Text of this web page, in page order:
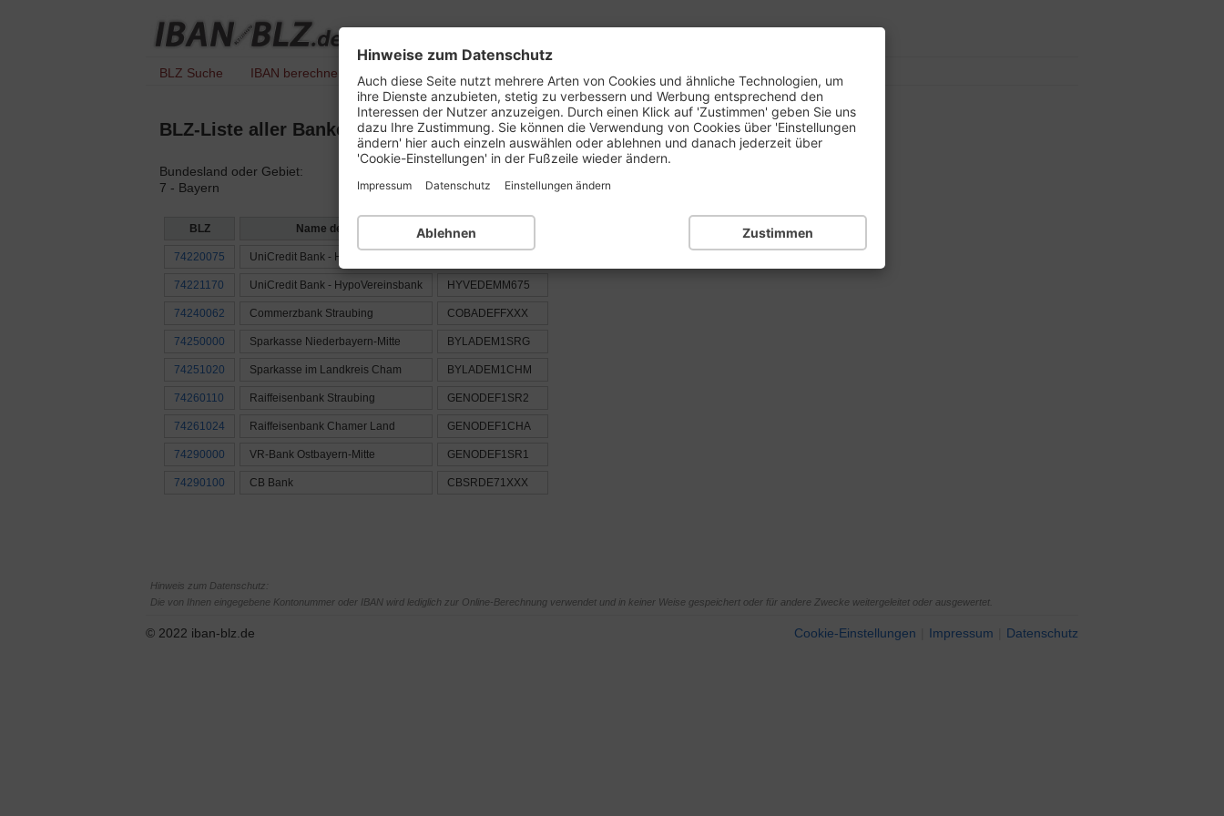
BLZ Suche IBAN berechnen IBAN prüfen BLZ-Liste: 2.. 4.. 5.. 6..
BLZ-Liste aller Banken mit der Ortsnummer : 742
Bundesland oder Gebiet:
7 - Bayern
BLZ Name der Bank BIC / SWIFT
74220075 UniCredit Bank - HypoVereinsbank
74221170 UniCredit Bank - HypoVereinsbank HYVEDEMM675
74240062 Commerzbank Straubing COBADEFFXXX
74250000 Sparkasse Niederbayern-Mitte BYLADEM1SRG
74251020 Sparkasse im Landkreis Cham BYLADEM1CHM
74260110 Raiffeisenbank Straubing GENODEF1SR2
74261024 Raiffeisenbank Chamer Land GENODEF1CHA
74290000 VR-Bank Ostbayern-Mitte GENODEF1SR1
74290100 CB Bank CBSRDE71XXX
Hinweis zum Datenschutz:
Die von Ihnen eingegebene Kontonummer oder IBAN wird lediglich zur Online-Berechnung verwendet und in keiner Weise gespeichert oder für andere Zwecke weitergeleitet oder ausgewertet.
© 2022 iban-blz.de Cookie-Einstellungen Impressum Datenschutz
Hinweise zum Datenschutz
Auch diese Seite nutzt mehrere Arten von Cookies und ähnliche Technologien, um
ihre Dienste anzubieten, stetig zu verbessern und Werbung entsprechend den
Interessen der Nutzer anzuzeigen. Durch einen Klick auf 'Zustimmen' geben Sie uns
dazu Ihre Zustimmung. Sie können die Verwendung von Cookies über 'Einstellungen
ändern' hier auch einzeln auswählen oder ablehnen und danach jederzeit über
'Cookie-Einstellungen' in der Fußzeile wieder ändern.
Impressum Datenschutz Einstellungen ändern
Ablehnen Zustimmen